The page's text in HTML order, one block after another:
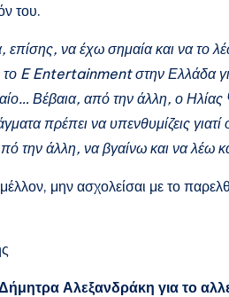
του.
να έχω σημαία και να το
E Entertainment στην Ελλάδα
Βέβαια, από την άλλη, ο Ηλίας
πρέπει να υπενθυμίζεις
Από την άλλη, να βγαίνω και να
μην ασχολείσαι με το
Δήμητρα Αλεξανδράκη για το